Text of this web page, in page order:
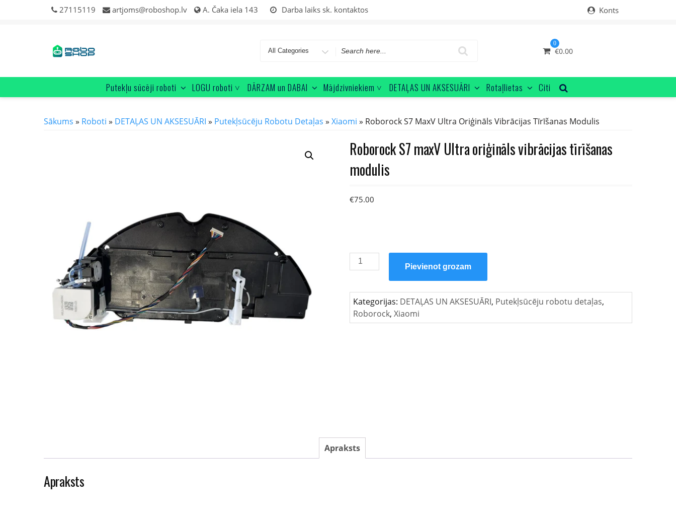
27115119 artjoms@roboshop.lv A. Čaka iela 143 Darba laiks sk. kontaktos Konts
Search
0
€0.00
Putekļu sūcēji roboti LOGU roboti ˅ DĀRZAM un DABAI Mājdzivniekiem ˅ DETAĻAS UN AKSESUĀRI Rotaļlietas Citi
Sākums » Roboti » DETAĻAS UN AKSESUĀRI » Putekļsūcēju Robotu Detaļas » Xiaomi » Roborock S7 MaxV Ultra Oriģināls Vibrācijas Tīrīšanas Modulis
Roborock S7 maxV Ultra oriģināls vibrācijas tīrīšanas
modulis
€75.00
Roborock
S7
Ultra
oriģināls
vibrācijas
Pievienot grozam
Kategorijas: DETAĻAS UN AKSESUĀRI, Putekļsūcēju robotu detaļas,
Roborock,Xiaomi
Apraksts
Apraksts